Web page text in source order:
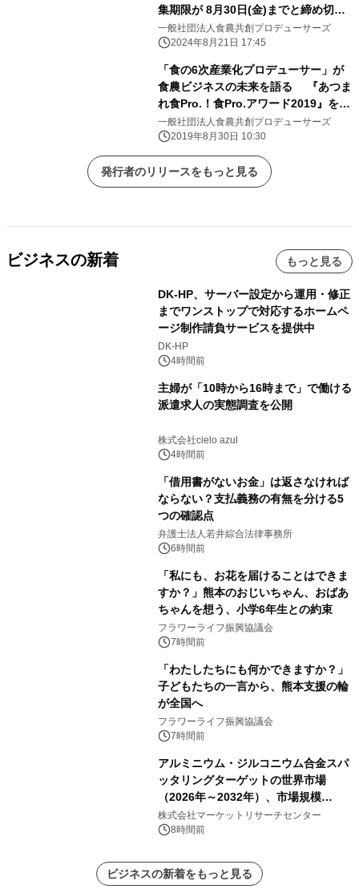
集期限が 8月30日(金)までと締め切り
迫る！
一般社団法人食農共創プロデューサーズ
2024年8月21日 17:45
「食の6次産業化プロデューサー」が
食農ビジネスの未来を語る 『あつま
れ食Pro.！食Pro.アワード2019』を9
月11日に開催
一般社団法人食農共創プロデューサーズ
2019年8月30日 10:30
発行者のリリースをもっと見る
ビジネスの新着 もっと見る
DK-HP、サーバー設定から運用・修正
までワンストップで対応するホームペ
ージ制作請負サービスを提供中
DK-HP
4時間前
主婦が「10時から16時まで」で働ける
派遣求人の実態調査を公開
株式会社cielo azul
4時間前
「借用書がないお金」は返さなければ
ならない？支払義務の有無を分ける5
つの確認点
弁護士法人若井綜合法律事務所
6時間前
「私にも、お花を届けることはできま
すか？」熊本のおじいちゃん、おばあ
ちゃんを想う、小学6年生との約束
フラワーライフ振興協議会
7時間前
「わたしたちにも何かできますか？」
子どもたちの一言から、熊本支援の輪
が全国へ
フラワーライフ振興協議会
7時間前
アルミニウム・ジルコニウム合金スパ
ッタリングターゲットの世界市場
（2026年～2032年）、市場規模
（0.995、0.999、その他）・分析レポ
ートを発表
株式会社マーケットリサーチセンター
8時間前
ビジネスの新着をもっと見る